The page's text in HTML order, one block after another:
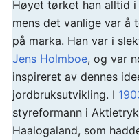
Høyet tørket han alltid i
mens det vanlige var å
på marka. Han var i
Jens Holmboe, og var
inspireret av dennes
jordbruksutvikling. I
styreformann i
Haalogaland, som